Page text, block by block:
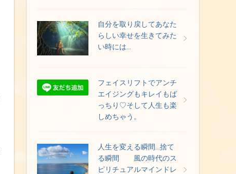
自分を取り戻してあなた
らしい幸せを生きてみた
い時には…
フェイスリフトでアンチ
エイジングもキレイもば
っちり♡そして人生も楽
しめちゃう。
人生を変える瞬間…捨て
る瞬間 風の時代のス
ピリチュアルマインドレ